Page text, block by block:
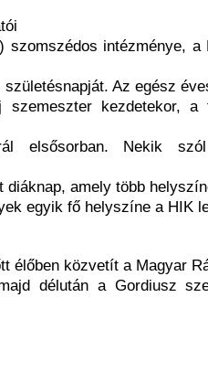
szomszédos intézménye, a
Az egész
szemeszter kezdetekor, a
elsősorban. Nekik
diáknap, amely több
egyik fő helyszíne a HIK
élőben közvetít a Magyar
délután a Gordiusz